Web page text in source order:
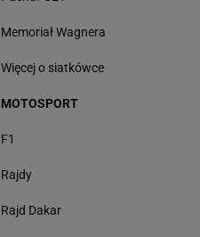
Memoriał Wagnera
Więcej o siatkówce
MOTOSPORT
F1
Rajdy
Rajd Dakar